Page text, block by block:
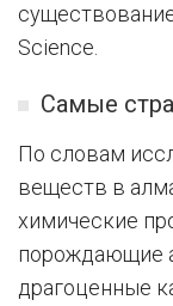
Science.
Самые
По словам
веществ в
химические
порождающие
драгоценные